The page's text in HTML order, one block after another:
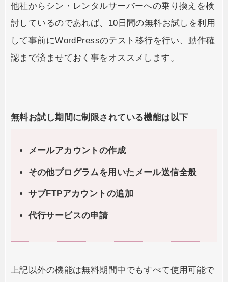
他社からシン・レンタルサーバーへの乗り換えを検
討しているのであれば、10日間の無料お試しを利用
して事前にWordPressのテスト移行を行い、動作確
認まで済ませておく事をオススメします。
無料お試し期間に制限されている機能は以下
メールアカウントの作成
その他プログラムを用いたメール送信全般
サブFTPアカウントの追加
代行サービスの申請
上記以外の機能は無料期間中でもすべて使用可能で